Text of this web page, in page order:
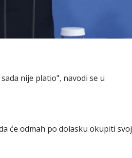
nije platio", navodi se u
će odmah po dolasku okupiti svoj